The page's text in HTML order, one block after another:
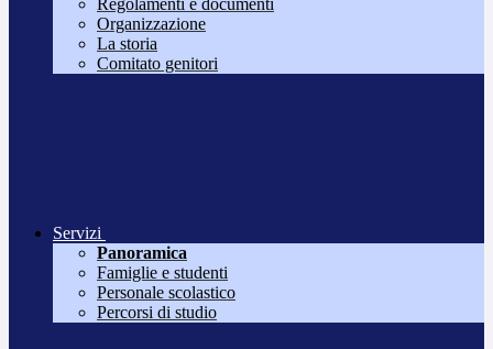
Regolamenti e documenti
Organizzazione
La storia
Comitato genitori
Servizi
Panoramica
Famiglie e studenti
Personale scolastico
Percorsi di studio